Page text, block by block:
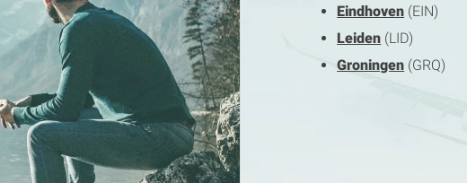
Eindhoven (EIN)
Leiden (LID)
Groningen (GRQ)